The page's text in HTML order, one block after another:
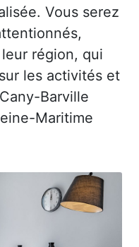
Vous serez
région, qui
les activités et
Barville
Maritime